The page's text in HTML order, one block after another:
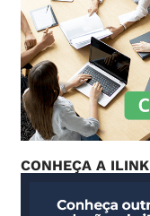
CONHEÇA A ILINK